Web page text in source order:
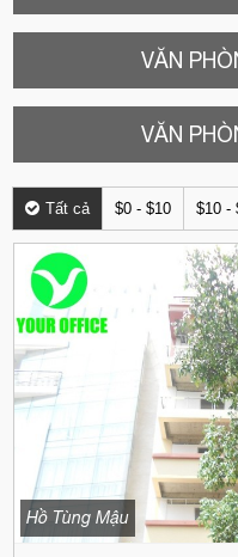
VĂN
VĂN
Tất cả $0 - $10 $10 -
Hồ Tùng Mậu